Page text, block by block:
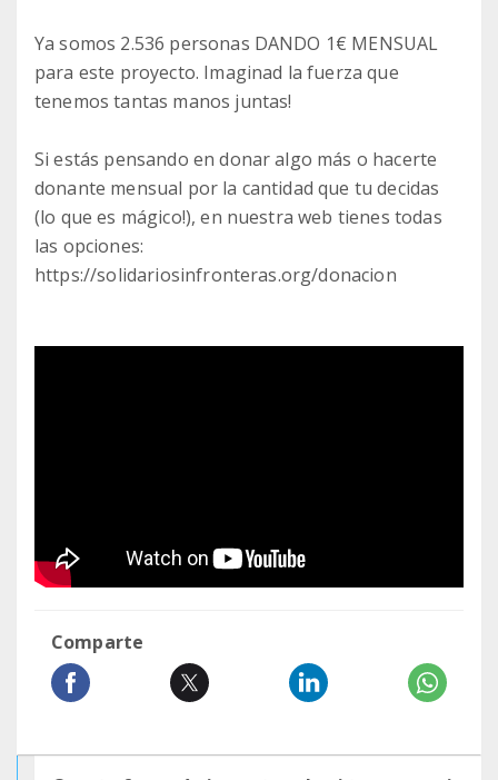
Ya somos 2.536 personas DANDO 1€ MENSUAL
para este proyecto. Imaginad la fuerza que
tenemos tantas manos juntas!
Si estás pensando en donar algo más o hacerte
donante mensual por la cantidad que tu decidas
(lo que es mágico!), en nuestra web tienes todas
las opciones:
https://solidariosinfronteras.org/donacion
Comparte